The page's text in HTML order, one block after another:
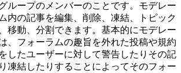
ループのメンバーのことです。モデレー
内の記事を編集、削除、凍結、トピック
移動、分割できます。基本的にモデレー
、フォーラムの趣旨を外れた投稿や規約
したユーザーに対して警告したりその記
凍結したりすることによってそのフォー